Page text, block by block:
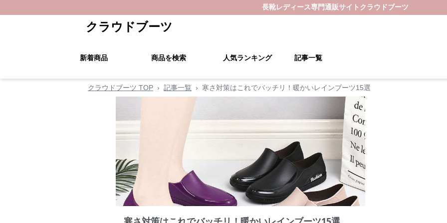
長靴レディース専門通販サイト クラウドブーツ
クラウドブーツ
新着商品 商品を検索 人気ランキング 記事一覧
クラウドブーツ TOP › 記事一覧 › 寒さ対策はこれでバッチリ！暖かいレインブーツ15選